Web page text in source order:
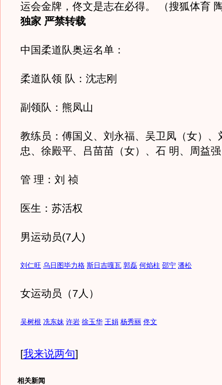
运会金牌，佟文是志在必得。 （搜狐体育
独家 严禁转载
中国柔道队奥运名单：
柔道队领 队：沈志刚
副领队：熊凤山
教练员：傅国义、刘永福、吴卫凤（女）、
忠、徐殿平、吕苗苗（女）、石 明、周益
管 理：刘 祯
医生：苏活权
男运动员(7人)
刘仁旺 乌日图毕力格 斯日吉嘎瓦 郭磊 何焰柱 邵宁 潘松
女运动员（7人）
吴树根 冼东妹 许岩 徐玉华 王娟 杨秀丽 佟文
[我来说两句]
相关新闻